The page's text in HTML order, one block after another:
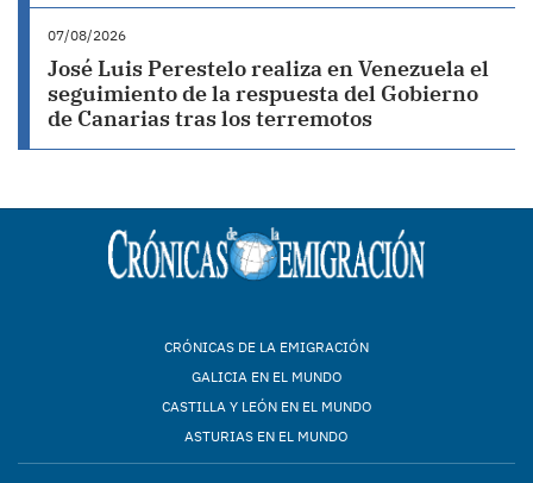
07/08/2026
José Luis Perestelo realiza en Venezuela el
seguimiento de la respuesta del Gobierno
de Canarias tras los terremotos
CRÓNICAS DE LA EMIGRACIÓN
GALICIA EN EL MUNDO
CASTILLA Y LEÓN EN EL MUNDO
ASTURIAS EN EL MUNDO